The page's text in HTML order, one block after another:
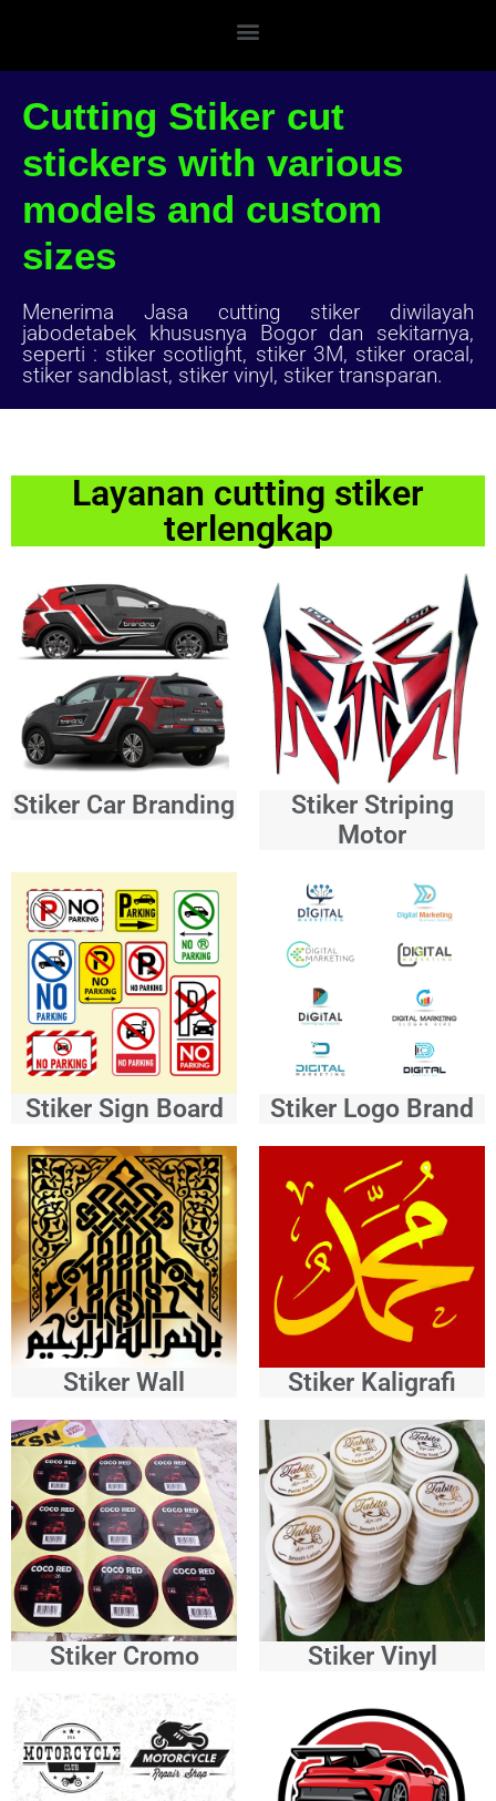
Cutting Stiker cut
stickers with various
models and custom
sizes
Menerima Jasa cutting stiker diwilayah
jabodetabek khususnya Bogor dan sekitarnya,
seperti : stiker scotlight, stiker 3M, stiker oracal,
stiker sandblast, stiker vinyl, stiker transparan.
Layanan cutting stiker
terlengkap
Stiker Car Branding
Stiker Striping
Motor
Stiker Sign Board Stiker Logo Brand
Stiker Wall Stiker Kaligrafi
Stiker Cromo Stiker Vinyl